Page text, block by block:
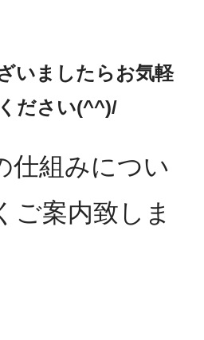
いましたらお気軽
ださい(^^)/
仕組みについ
ご案内致しま